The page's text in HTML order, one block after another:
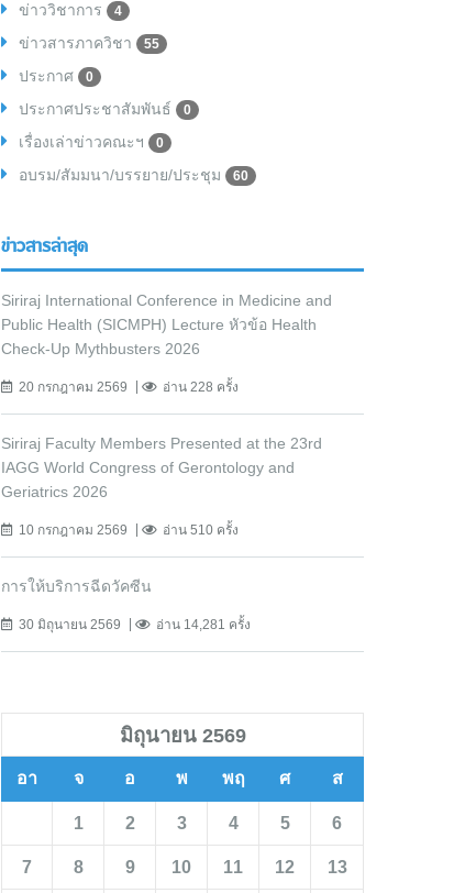
ข่าววิชาการ 4
ข่าวสารภาควิชา 55
ประกาศ 0
ประกาศประชาสัมพันธ์ 0
เรื่องเล่าข่าวคณะฯ 0
อบรม/สัมมนา/บรรยาย/ประชุม 60
ข่าวสารล่าสุด
Siriraj International Conference in Medicine and
Public Health (SICMPH) Lecture หัวข้อ Health
Check-Up Mythbusters 2026
20 กรกฎาคม 2569 อ่าน 228 ครั้ง
Siriraj Faculty Members Presented at the 23rd
IAGG World Congress of Gerontology and
Geriatrics 2026
10 กรกฎาคม 2569 อ่าน 510 ครั้ง
การให้บริการฉีดวัคซีน
30 มิถุนายน 2569 อ่าน 14,281 ครั้ง
มิถุนายน 2569
อา จ อ พ พฤ ศ ส
1 2 3 4 5 6
7 8 9 10 11 12 13